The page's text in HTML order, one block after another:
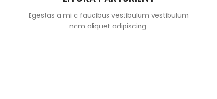
Egestas a mi a faucibus vestibulum vestibulum
nam aliquet adipiscing.